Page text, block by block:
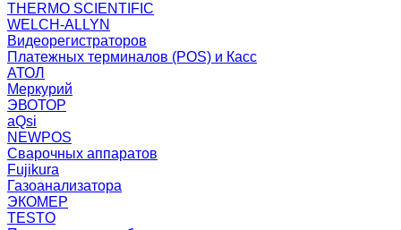
THERMO SCIENTIFIC
WELCH-ALLYN
Видеорегистраторов
Платежных терминалов (POS) и Касс
АТОЛ
Меркурий
ЭВОТОР
aQsi
NEWPOS
Сварочных аппаратов
Fujikura
Газоанализатора
ЭКОМЕР
TESTO